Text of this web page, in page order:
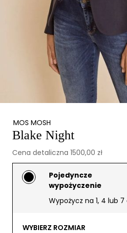
MOS MOSH
Blake Night
Cena detaliczna 1500,00 zł
Pojedyncze
wypożyczenie
Wypożycz na 1, 4 lub 7
WYBIERZ ROZMIAR